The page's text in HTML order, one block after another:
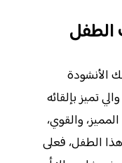
الأنشودة
تميز بإلقائه
والقوي،
الطفل، فعلى